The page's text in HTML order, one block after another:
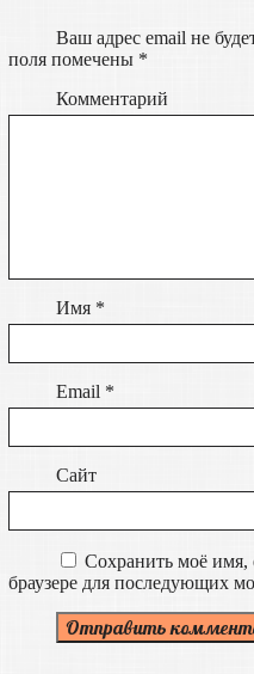
Ваш адрес email не
поля помечены *
Комментарий
Имя *
Email *
Сайт
Сохранить моё имя,
браузере для последующих